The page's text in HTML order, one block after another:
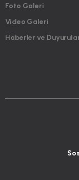
Foto Galeri
Video Galeri
Haberler ve